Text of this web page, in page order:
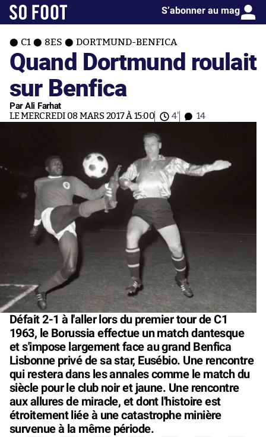
S’abonner au mag
C1 8ES DORTMUND-BENFICA
Quand Dortmund roulait
sur Benfica
Par Ali Farhat
LE MERCREDI 08 MARS 2017 À 15:00 4' 14
Défait 2-1 à l'aller lors du premier tour de C1
1963, le Borussia effectue un match dantesque
et s'impose largement face au grand Benfica
Lisbonne privé de sa star, Eusébio. Une rencontre
qui restera dans les annales comme le match du
siècle pour le club noir et jaune. Une rencontre
aux allures de miracle, et dont l'histoire est
étroitement liée à une catastrophe minière
survenue à la même période.